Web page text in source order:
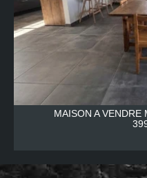
MAISON A VENDRE